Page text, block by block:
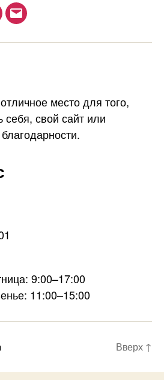
Email
место для того,
себя, свой сайт или
9:00–17:00
11:00–15:00
Вверх ↑